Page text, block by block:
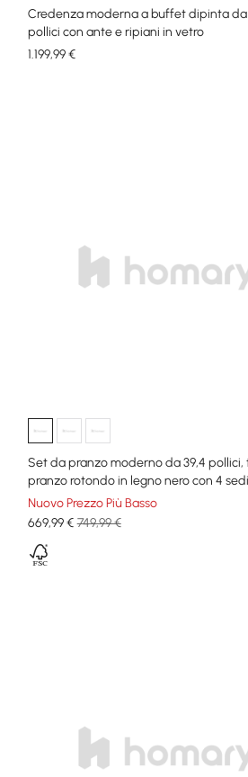
Credenza moderna a buffet dipinta da
pollici con ante e ripiani in vetro
1.199,99€
Set da pranzo moderno da 39,4 pollici,
pranzo rotondo in legno nero con 4
Nuovo Prezzo Più Basso
669,99€ 749,99 €